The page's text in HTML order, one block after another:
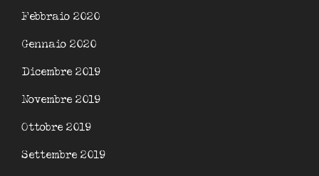
Febbraio 2020
Gennaio 2020
Dicembre 2019
Novembre 2019
Ottobre 2019
Settembre 2019